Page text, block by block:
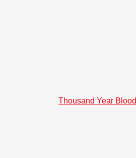
الموسم الأخير من أنمي بليتش Thousand Year Blood